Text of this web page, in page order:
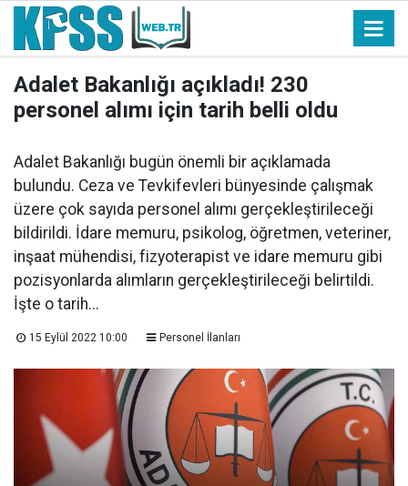
Adalet Bakanlığı açıkladı! 230
personel alımı için tarih belli oldu
Adalet Bakanlığı bugün önemli bir açıklamada
bulundu. Ceza ve Tevkifevleri bünyesinde çalışmak
üzere çok sayıda personel alımı gerçekleştirileceği
bildirildi. İdare memuru, psikolog, öğretmen, veteriner,
inşaat mühendisi, fizyoterapist ve idare memuru gibi
pozisyonlarda alımların gerçekleştirileceği belirtildi.
İşte o tarih...
15 Eylül 2022 10:00 Personel İlanları